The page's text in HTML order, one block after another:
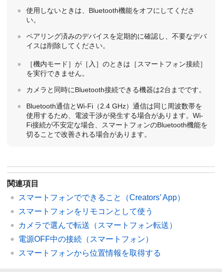
使用しないときは、Bluetooth機能をオフにしてくださ
い。
ペアリング済みのデバイスを定期的に確認し、不要なデバ
イスは削除してください。
［機内モード］ が［入］ のときは ［スマートフォン接続］
を実行できません。
カメラと同時にBluetooth接続できる機器は2台までです。
Bluetooth通信とWi-Fi（2.4 GHz）通信は同じ周波数帯を
使用するため、電波干渉が発生する場合があります。Wi-
Fi接続が不安定な場合、スマートフォンのBluetooth機能を
切ることで改善される場合があります。
関連項目
スマートフォンでできること（Creators’ App）
スマートフォンをリモコンとして使う
カメラで選んで転送 （スマートフォン転送）
電源OFF中の接続 （スマートフォン）
スマートフォンから位置情報を取得する